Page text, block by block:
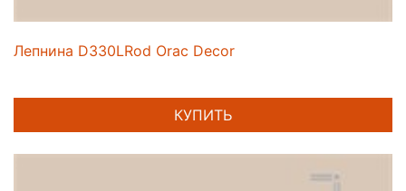
Лепнина D330LRod Orac Decor
КУПИТЬ